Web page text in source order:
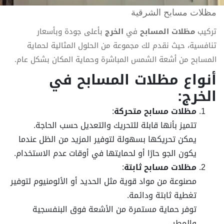
مظلات مسابح الشرقية
تركيب مظلات المسابح في الخرج بأعلى جودة وبأسعار
تنافسية، حيث نقدم لك مجموعة من الحلول المثالية لحماية
المسابح من أشعة الشمس المباشرة وحماية المكان بشكل عام.
أنواع مظلات المسابح في
الخرج:
مظلات مسابح متحركة:
تتميز بأنها قابلة للتحريك والتعديل حسب الحاجة.
يمكن تحريكها بسهولة لتوفير المزيد من الظل عندما
يكون الجو حارًا أو لحمايتها في أوقات عدم الاستخدام.
مظلات مسابح ثابتة:
مصنوعة من مواد قوية مثل الحديد أو الألومنيوم لتوفير
تغطية ثابتة ودائمة.
توفر حماية مستمرة من الأشعة فوق البنفسجية